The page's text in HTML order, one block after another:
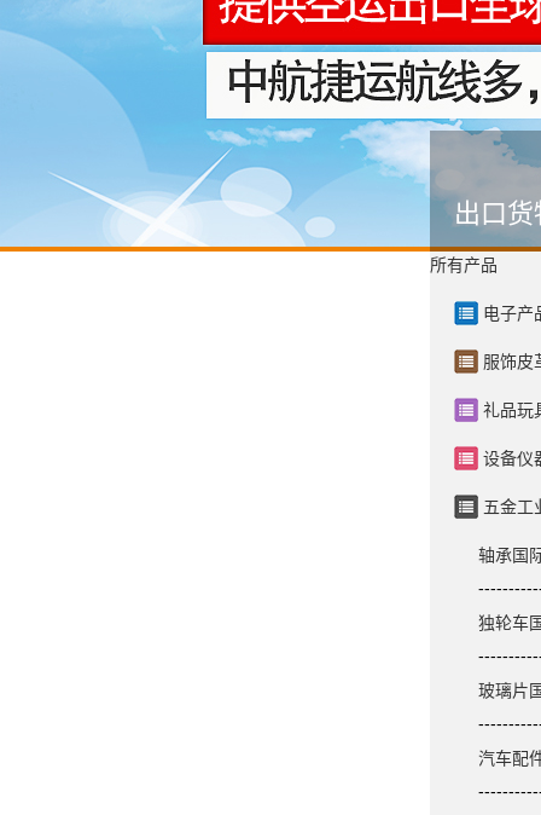
出口货
所有产品
电子产
服饰皮
礼品玩
设备仪
五金工
轴承国
独轮车
玻璃片
汽车配